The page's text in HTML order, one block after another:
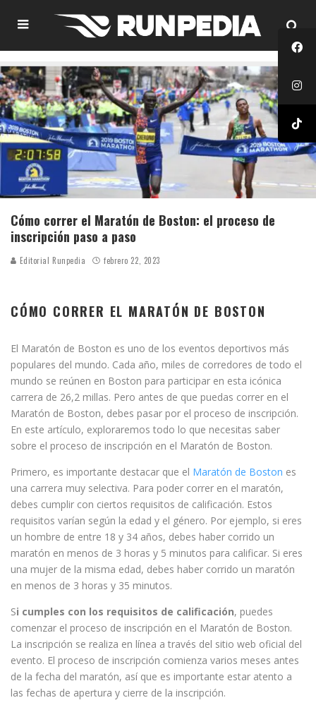
Cómo correr el Maratón de Boston: el proceso de
inscripción paso a paso
Editorial Runpedia febrero 22, 2023
CÓMO CORRER EL MARATÓN DE BOSTON
El Maratón de Boston es uno de los eventos deportivos más
populares del mundo. Cada año, miles de corredores de todo el
mundo se reúnen en Boston para participar en esta icónica
carrera de 26,2 millas. Pero antes de que puedas correr en el
Maratón de Boston, debes pasar por el proceso de inscripción.
En este artículo, exploraremos todo lo que necesitas saber
sobre el proceso de inscripción en el Maratón de Boston.
Primero, es importante destacar que el Maratón de Boston es
una carrera muy selectiva. Para poder correr en el maratón,
debes cumplir con ciertos requisitos de calificación. Estos
requisitos varían según la edad y el género. Por ejemplo, si eres
un hombre de entre 18 y 34 años, debes haber corrido un
maratón en menos de 3 horas y 5 minutos para calificar. Si eres
una mujer de la misma edad, debes haber corrido un maratón
en menos de 3 horas y 35 minutos.
Si cumples con los requisitos de calificación, puedes
comenzar el proceso de inscripción en el Maratón de Boston.
La inscripción se realiza en línea a través del sitio web oficial del
evento. El proceso de inscripción comienza varios meses antes
de la fecha del maratón, así que es importante estar atento a
las fechas de apertura y cierre de la inscripción.